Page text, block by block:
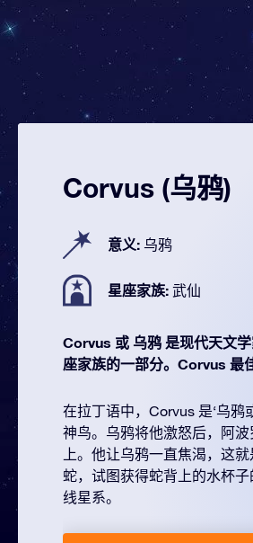
Corvus (乌鸦)
意义: 乌鸦
星座家族: 武仙
Corvus 或 乌鸦 是现代天文
座家族的一部分。Corvus 最
在拉丁语中，Corvus 是‘乌鸦
神鸟。乌鸦将他激怒后，阿
上。他让乌鸦一直焦渴，这
蛇，试图获得蛇背上的水杯
线星系。